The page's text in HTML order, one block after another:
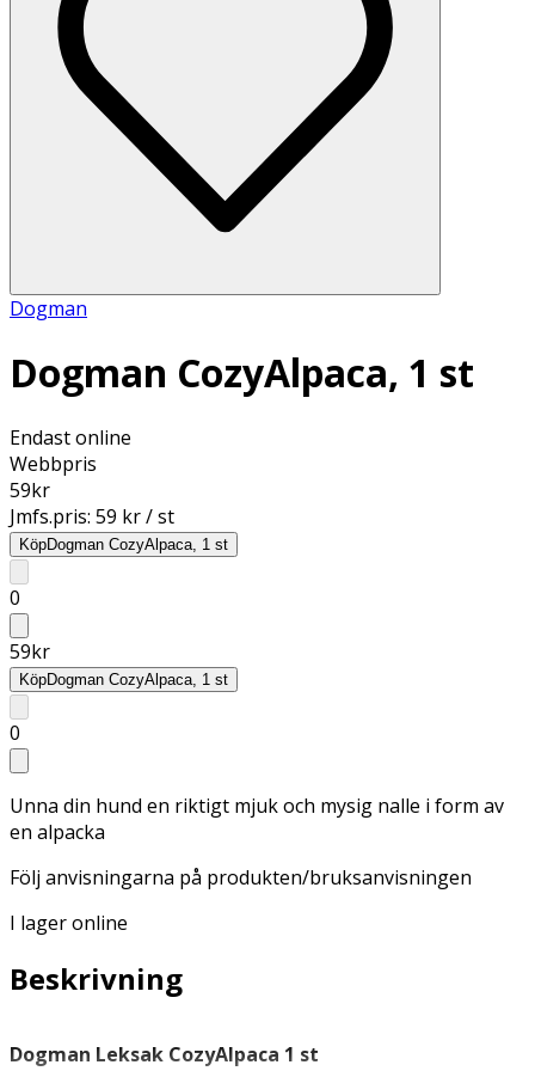
Dogman
Dogman CozyAlpaca, 1 st
Endast online
Webbpris
59kr
Jmfs.pris: 59 kr / st
KöpDogman CozyAlpaca, 1 st
0
59kr
KöpDogman CozyAlpaca, 1 st
0
Unna din hund en riktigt mjuk och mysig nalle i form av
en alpacka
Följ anvisningarna på produkten/bruksanvisningen
I lager online
Beskrivning
Dogman Leksak CozyAlpaca 1 st